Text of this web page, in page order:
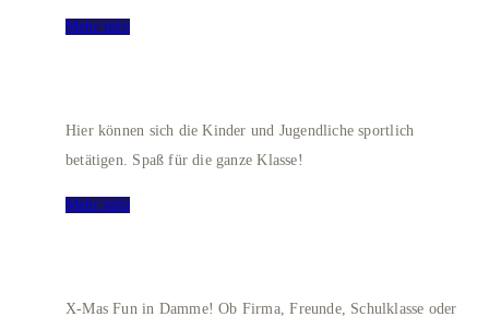
Mehr info
Hier können sich die Kinder und Jugendliche sportlich
betätigen. Spaß für die ganze Klasse!
Mehr info
X-Mas Fun in Damme! Ob Firma, Freunde, Schulklasse oder